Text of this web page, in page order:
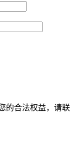
的合法权益，请联